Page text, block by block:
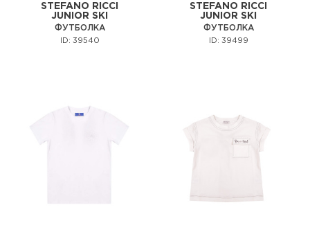
STEFANO RICCI
JUNIOR SKI
ФУТБОЛКА
ID: 39540
STEFANO RICCI
JUNIOR SKI
ФУТБОЛКА
ID: 39499